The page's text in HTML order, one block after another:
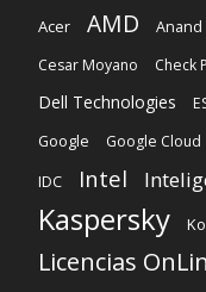
Acer AMD Anand
Cesar Moyano
Check
Dell Technologies
Google Google Cloud
IDC Intel
Kaspersky
Licencias